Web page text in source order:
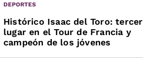
DEPORTES
Histórico Isaac del Toro: tercer
lugar en el Tour de Francia y
campeón de los jóvenes